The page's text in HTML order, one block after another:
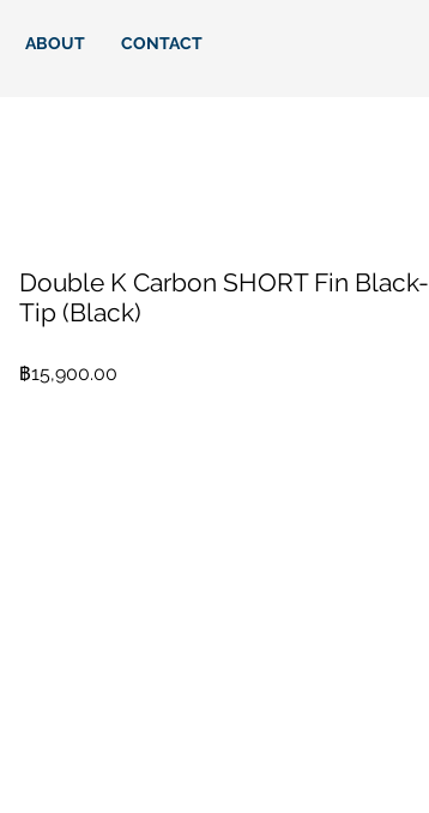
ABOUT CONTACT
Double K Carbon SHORT Fin Black-
Tip (Black)
฿15,900.00